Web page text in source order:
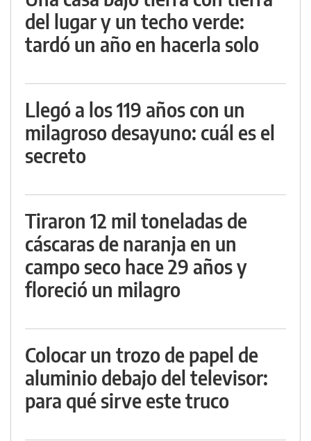
del lugar y un techo verde:
tardó un año en hacerla solo
Llegó a los 119 años con un
milagroso desayuno: cuál es el
secreto
Tiraron 12 mil toneladas de
cáscaras de naranja en un
campo seco hace 29 años y
floreció un milagro
Colocar un trozo de papel de
aluminio debajo del televisor:
para qué sirve este truco